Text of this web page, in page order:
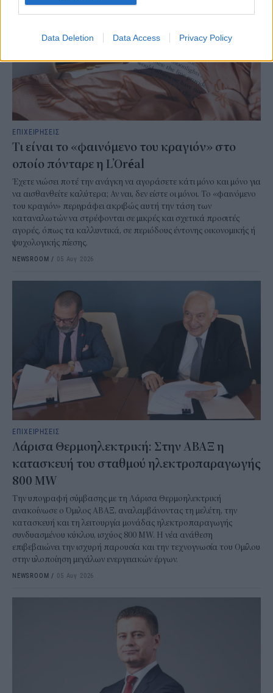
Data Deletion Data Access Privacy Policy
ΕΠΙΧΕΙΡΗΣΕΙΣ
Τι είναι το «φαινόμενο του κραγιόν» στο
οποίο πόνταρε η L’Oréal
Έχετε νιώσει ποτέ την ανάγκη να αγοράσετε κάτι μόνο και μόνο για
να αισθανθείτε καλύτερα; Αν ναι, δεν είστε οι μόνοι. Το «φαινόμενο
του κραγιόν» περιγράφει ακριβώς αυτή την τάση των
καταναλωτών να στρέφονται σε μικρές και σχετικά προσιτές
αγορές, όπως τα καλλυντικά, σε περιόδους έντονης οικονομικής ή
ψυχολογικής πίεσης.
NEWSROOM / 05 Αυγ 2026
ΕΠΙΧΕΙΡΗΣΕΙΣ
Λάρισα Θερμοηλεκτρική: Στην ΑΒΑΞ η
κατασκευή του σταθμού ηλεκτροπαραγωγής
800 MW
Την υπογραφή σύμβασης με τη Λάρισα Θερμοηλεκτρική
ανακοίνωσε ο Όμιλος ΑΒΑΞ, αναλαμβάνοντας τη μελέτη, την
κατασκευή και τη λειτουργία μονάδας ηλεκτροπαραγωγής
συνδυασμένου κύκλου, ισχύος 800 MW. Η νέα ανάθεση
επιβεβαιώνει την ισχυρή παρουσία και την τεχνογνωσία του Ομίλου
στην υλοποίηση μεγάλων ενεργειακών έργων.
NEWSROOM / 05 Αυγ 2026